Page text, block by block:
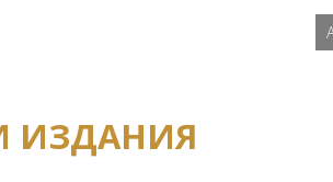
ИЗДАНИЯ